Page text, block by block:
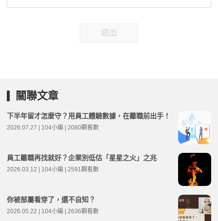
送出
關聯文章
下半年留才怎麼守？用員工體驗數據，在離職前出手！
2026.07.27 | 104小編 | 2080觀看數
員工離職再找就好？企業別低估「星星之火」之兆
2026.03.12 | 104小編 | 2591觀看數
你被部屬看穿了，還不自知？
2026.05.22 | 104小編 | 2636觀看數